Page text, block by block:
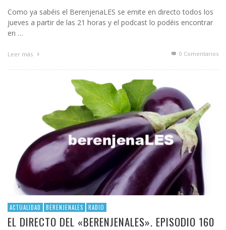
Como ya sabéis el BerenjenaLES se emite en directo todos los
jueves a partir de las 21 horas y el podcast lo podéis encontrar
en …
Leer más 0 Comentarios
ACTUALIDAD BERENJENALES RADIO
EL DIRECTO DEL «BERENJENALES». EPISODIO 160